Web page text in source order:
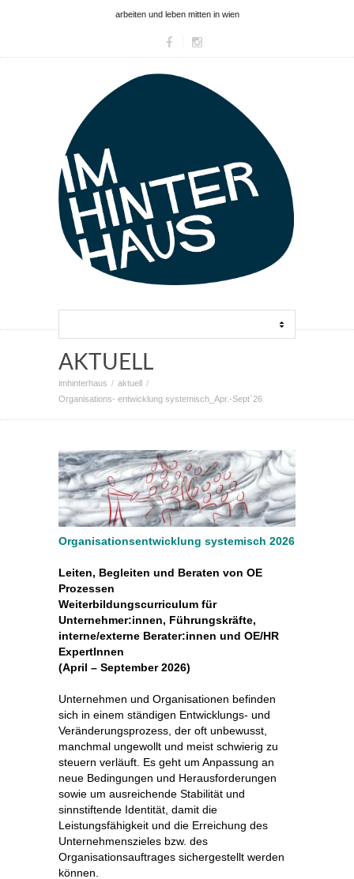
arbeiten und leben mitten in wien
AKTUELL
imhinterhaus
aktuell
Organisations- entwicklung systemisch_Apr.-Sept`26
Organisationsentwicklung systemisch 2026
Leiten, Begleiten und Beraten von OE
Prozessen
‍Weiterbildungscurriculum für
Unternehmer:innen, Führungskräfte,
interne/externe Berater:innen und OE/HR
ExpertInnen
(April – September 2026)
Unternehmen und Organisationen befinden
sich in einem ständigen Entwicklungs- und
Veränderungsprozess, der oft unbewusst,
manchmal ungewollt und meist schwierig zu
steuern verläuft. Es geht um Anpassung an
neue Bedingungen und Herausforderungen
sowie um ausreichende Stabilität und
sinnstiftende Identität, damit die
Leistungsfähigkeit und die Erreichung des
Unternehmenszieles bzw. des
Organisationsauftrages sichergestellt werden
können.